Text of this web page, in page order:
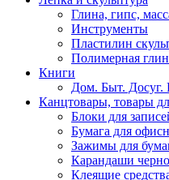
Глина, гипс,
Инструменты
Пластилин
Полимерная
Книги
Дом. Быт. Досуг.
Канцтовары, товары
Блоки для
Бумага для
Зажимы для
Карандаши
Клеящие